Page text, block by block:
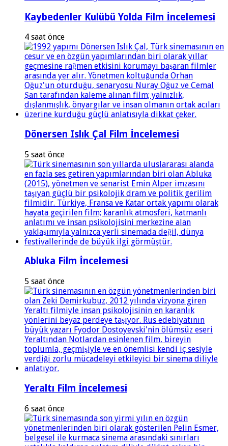
Kaybedenler Kulübü Yolda Film İncelemesi
4 saat önce
Dönersen Islık Çal Film İncelemesi
5 saat önce
Abluka Film İncelemesi
5 saat önce
Yeraltı Film İncelemesi
6 saat önce